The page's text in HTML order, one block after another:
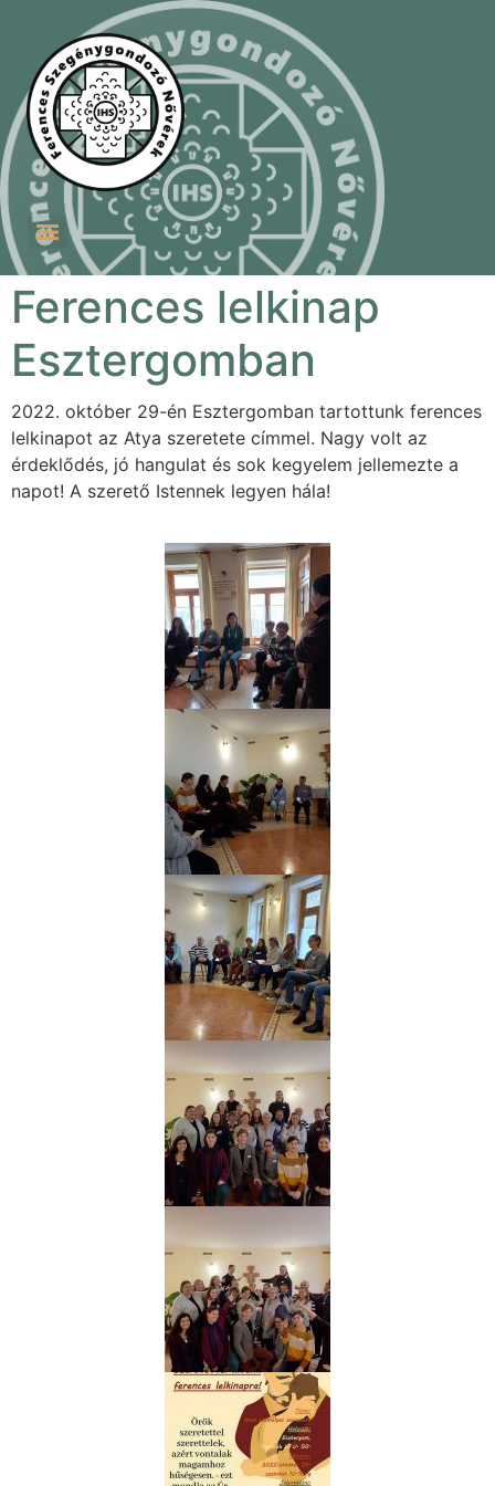
Ferences lelkinap
Esztergomban
2022. október 29-én Esztergomban tartottunk ferences
lelkinapot az Atya szeretete címmel. Nagy volt az
érdeklődés, jó hangulat és sok kegyelem jellemezte a
napot! A szerető Istennek legyen hála!